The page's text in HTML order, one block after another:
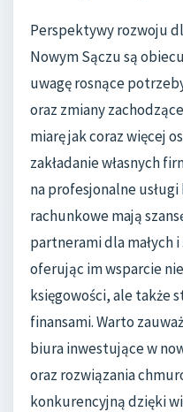
Perspektywy rozwoju
Nowym Sączu są
uwagę rosnące
oraz zmiany
miarę jak coraz więcej
zakładanie własnych
na profesjonalne
rachunkowe mają
partnerami dla małych
oferując im wsparcie
księgowości, ale także
finansami. Warto
biura inwestujące w
oraz rozwiązania
konkurencyjną dzięki